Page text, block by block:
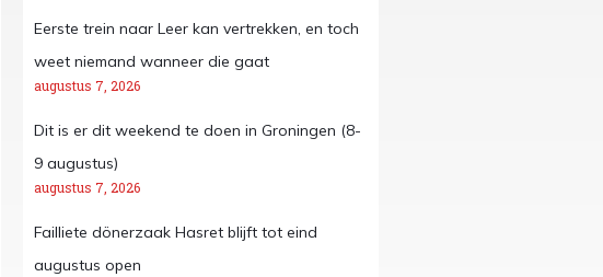
Eerste trein naar Leer kan vertrekken, en toch
weet niemand wanneer die gaat
augustus 7, 2026
Dit is er dit weekend te doen in Groningen (8-
9 augustus)
augustus 7, 2026
Failliete dönerzaak Hasret blijft tot eind
augustus open